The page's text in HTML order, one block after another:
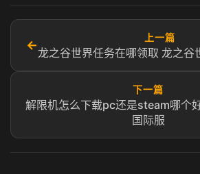
←
上一篇
龙之谷世界任务在哪领取 龙之谷
下一篇
解限机怎么下载pc还是steam哪个
国际服